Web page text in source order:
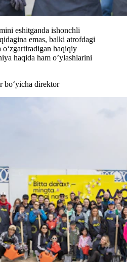
eshitganda ishonchli
emas, balki atrofdagi
haqiqiy
haqida ham o’ylashlarini
bo‘yicha direktor